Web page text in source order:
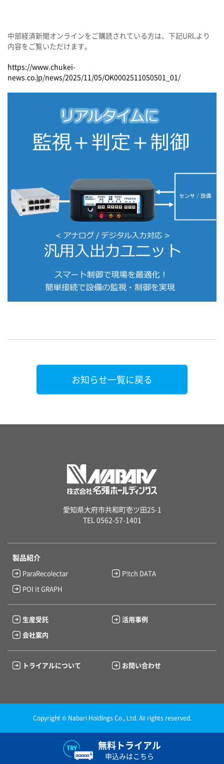
無料トライアル
申込みはこちら
中部経済新聞オンラインをご購読されている方は、下記URLより
内容をご覧いただけます。
https://www.chukei-
news.co.jp/news/2025/11/05/OK0002511050501_01/
お知らせ一覧に戻る
愛知県大府市共和町壱ツ田25-1
TEL 0562-57-1401
製品紹介
ParaRecolectar
P!tch DATA
POI it GRAPH
生産受託 活用事例
会社案内
トライアルについて お問い合わせ
Copyright © Nabari Holdings Co., Ltd. All rights reserved.